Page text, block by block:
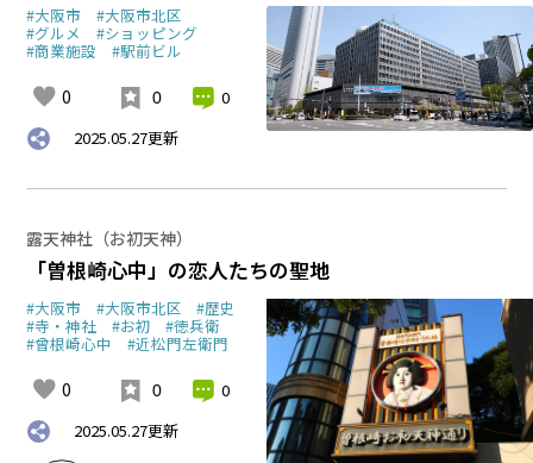
#大阪市 #大阪市北区
#グルメ #ショッピング
#商業施設 #駅前ビル
0 0
0
2025.05.27更新
露天神社（お初天神）
「曽根崎心中」の恋人たちの聖地
#大阪市 #大阪市北区 #歴史
#寺・神社 #お初 #徳兵衛
#曾根崎心中 #近松門左衛門
0 0
0
2025.05.27更新